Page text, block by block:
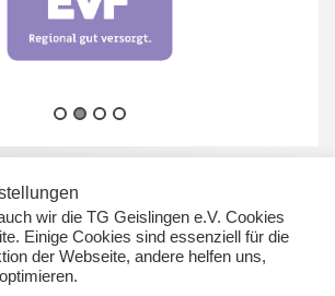
Datenschutz
wir die TG Geislingen e.V. Cookies
Einige Cookies sind essenziell für die
der Webseite, andere helfen uns,